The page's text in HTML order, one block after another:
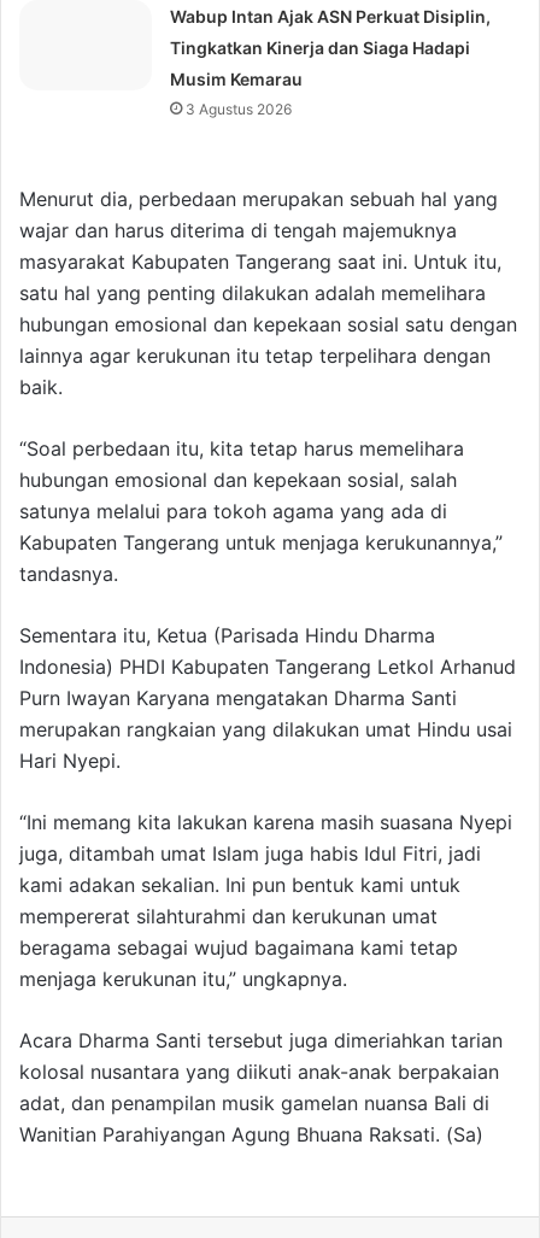
Wabup Intan Ajak ASN Perkuat Disiplin,
Tingkatkan Kinerja dan Siaga Hadapi
Musim Kemarau
3 Agustus 2026
Menurut dia, perbedaan merupakan sebuah hal yang
wajar dan harus diterima di tengah majemuknya
masyarakat Kabupaten Tangerang saat ini. Untuk itu,
satu hal yang penting dilakukan adalah memelihara
hubungan emosional dan kepekaan sosial satu dengan
lainnya agar kerukunan itu tetap terpelihara dengan
baik.
“Soal perbedaan itu, kita tetap harus memelihara
hubungan emosional dan kepekaan sosial, salah
satunya melalui para tokoh agama yang ada di
Kabupaten Tangerang untuk menjaga kerukunannya,”
tandasnya.
Sementara itu, Ketua (Parisada Hindu Dharma
Indonesia) PHDI Kabupaten Tangerang Letkol Arhanud
Purn Iwayan Karyana mengatakan Dharma Santi
merupakan rangkaian yang dilakukan umat Hindu usai
Hari Nyepi.
“Ini memang kita lakukan karena masih suasana Nyepi
juga, ditambah umat Islam juga habis Idul Fitri, jadi
kami adakan sekalian. Ini pun bentuk kami untuk
mempererat silahturahmi dan kerukunan umat
beragama sebagai wujud bagaimana kami tetap
menjaga kerukunan itu,” ungkapnya.
Acara Dharma Santi tersebut juga dimeriahkan tarian
kolosal nusantara yang diikuti anak-anak berpakaian
adat, dan penampilan musik gamelan nuansa Bali di
Wanitian Parahiyangan Agung Bhuana Raksati. (Sa)